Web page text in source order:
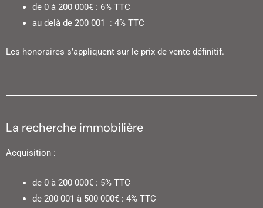
de 0 à 200 000€ : 6% TTC
au delà de 200 001 : 4% TTC
Les honoraires s’appliquent sur le prix de vente définitif.
La recherche immobilière
Acquisition :
de 0 à 200 000€ : 5% TTC
de 200 001 à 500 000€ : 4% TTC